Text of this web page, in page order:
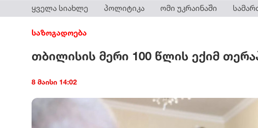
ყველა სიახლე პოლიტიკა ომი უკრაინაში
საზოგადოება
თბილისის მერი 100 წლის ექიმ
8 მაისი 14:02